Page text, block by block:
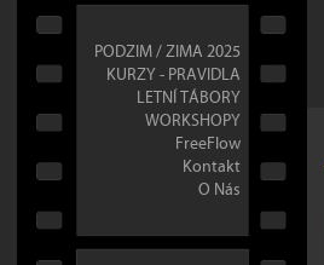
PODZIM / ZIMA 2025
KURZY - PRAVIDLA
LETNÍ TÁBORY
WORKSHOPY
FreeFlow
Kontakt
O Nás